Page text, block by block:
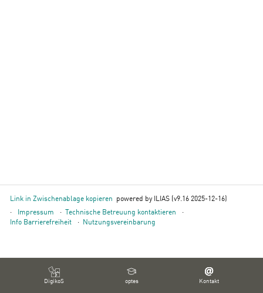
DigikoS optes Kontakt
Link in Zwischenablage kopieren
powered by ILIAS (v9.16 2025-12-16)
Impressum
Technische Betreuung kontaktieren
Info Barrierefreiheit
Nutzungsvereinbarung